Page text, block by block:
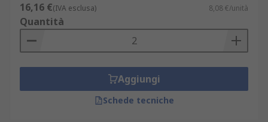
16,16 €(IVA esclusa) 8,08 €/unità
Quantità
Aggiungi
Schede tecniche